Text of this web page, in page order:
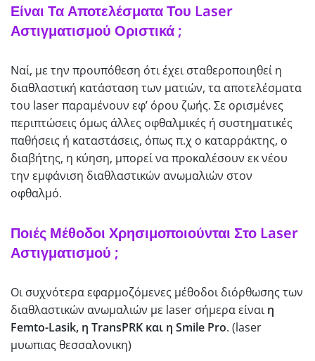
Είναι Τα Αποτελέσματα Του Laser
Αστιγματισμού Οριστικά ;
Ναί, με την προυπόθεση ότι έχει σταθεροποιηθεί η
διαθλαστική κατάσταση των ματιών, τα αποτελέσματα
του laser παραμένουν εφ’ όρου ζωής. Σε ορισμένες
περιπτώσεις όμως άλλες οφθαλμικές ή συστηματικές
παθήσεις ή καταστάσεις, όπως π.χ ο καταρράκτης, ο
διαβήτης, η κύηση, μπορεί να προκαλέσουν εκ νέου
την εμφάνιση διαθλαστικών ανωμαλιών στον
οφθαλμό.
Ποιές Μέθοδοι Χρησιμοποιούνται Στο Laser
Αστιγματισμού ;
Οι συχνότερα εφαρμοζόμενες μέθοδοι διόρθωσης των
διαθλαστικών ανωμαλιών με laser σήμερα είναιη
Femto-Lasik, η TransPRK και η Smile Pro. (laser
μυωπιας θεσσαλονικη)